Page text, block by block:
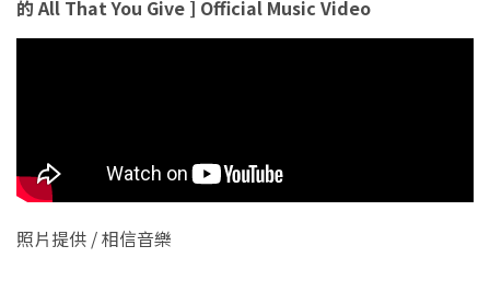
的 All That You Give ] Official Music Video
照片提供 / 相信音樂